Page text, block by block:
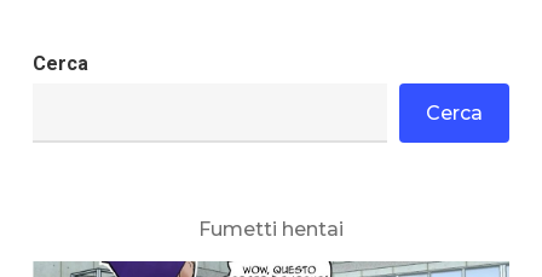
Cerca
Cerca
Fumetti hentai